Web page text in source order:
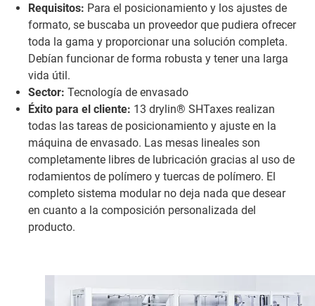
Requisitos: Para el posicionamiento y los ajustes de
formato, se buscaba un proveedor que pudiera ofrecer
toda la gama y proporcionar una solución completa.
Debían funcionar de forma robusta y tener una larga
vida útil.
Sector: Tecnología de envasado
Éxito para el cliente: 13 drylin® SHTaxes realizan
todas las tareas de posicionamiento y ajuste en la
máquina de envasado. Las mesas lineales son
completamente libres de lubricación gracias al uso de
rodamientos de polímero y tuercas de polímero. El
completo sistema modular no deja nada que desear
en cuanto a la composición personalizada del
producto.